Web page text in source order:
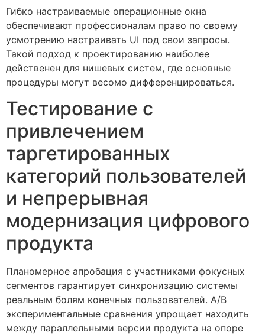
Гибко настраиваемые операционные окна
обеспечивают профессионалам право по своему
усмотрению настраивать UI под свои запросы.
Такой подход к проектированию наиболее
действенен для нишевых систем, где основные
процедуры могут весомо дифференцироваться.
Тестирование с
привлечением
таргетированных
категорий пользователей
и непрерывная
модернизация цифрового
продукта
Планомерное апробация с участниками фокусных
сегментов гарантирует синхронизацию системы
реальным болям конечных пользователей. A/B
экспериментальные сравнения упрощает находить
между параллельными версии продукта на опоре